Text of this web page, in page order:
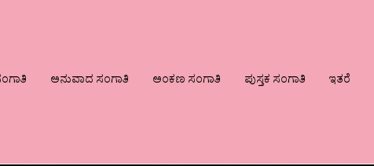
ಅನುವಾದ ಸಂಗಾತಿ ಅಂಕಣ ಸಂಗಾತಿ ಪುಸ್ತಕ ಸಂಗಾತಿ ಇತರೆ